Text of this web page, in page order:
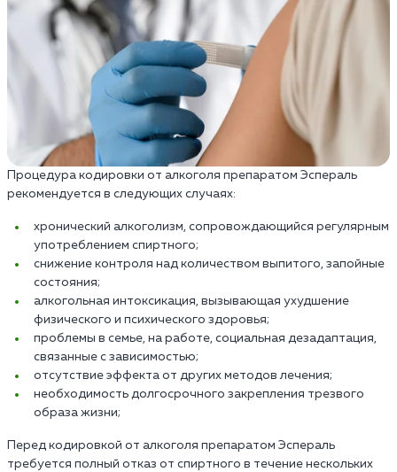
Процедура кодировки от алкоголя препаратом Эспераль
рекомендуется в следующих случаях:
хронический алкоголизм, сопровождающийся регулярным
употреблением спиртного;
снижение контроля над количеством выпитого, запойные
состояния;
алкогольная интоксикация, вызывающая ухудшение
физического и психического здоровья;
проблемы в семье, на работе, социальная дезадаптация,
связанные с зависимостью;
отсутствие эффекта от других методов лечения;
необходимость долгосрочного закрепления трезвого
образа жизни;
Перед кодировкой от алкоголя препаратом Эспераль
требуется полный отказ от спиртного в течение нескольких